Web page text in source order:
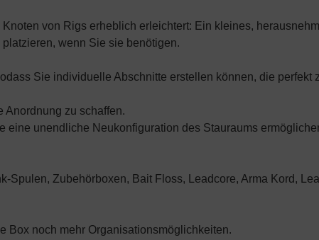
von Rigs erheblich erleichtert: Ein kleines,
wenn Sie sie benötigen.
Sie individuelle Abschnitte erstellen können, die perfekt
Anordnung zu schaffen.
unendliche Neukonfiguration des Stauraums
Zubehörboxen, Bait Floss, Leadcore, Arma Kord,
Box noch mehr Organisationsmöglichkeiten.